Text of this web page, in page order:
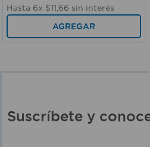
Hasta 6x $11,66 sin interés
AGREGAR
Suscríbete y